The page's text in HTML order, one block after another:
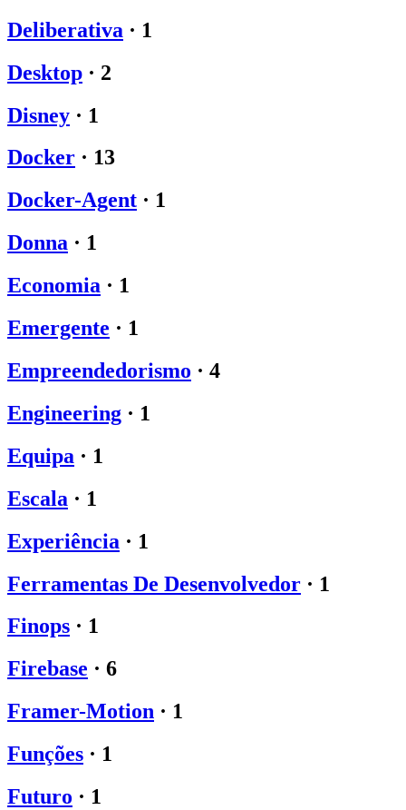
Deliberativa · 1
Desktop · 2
Disney · 1
Docker · 13
Docker-Agent · 1
Donna · 1
Economia · 1
Emergente · 1
Empreendedorismo · 4
Engineering · 1
Equipa · 1
Escala · 1
Experiência · 1
Ferramentas De Desenvolvedor · 1
Finops · 1
Firebase · 6
Framer-Motion · 1
Funções · 1
Futuro · 1